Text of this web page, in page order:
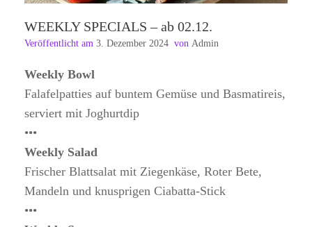
WEEKLY SPECIALS – ab 02.12.
Veröffentlicht am 3. Dezember 2024 von Admin
Weekly Bowl
Falafelpatties auf buntem Gemüse und Basmatireis,
serviert mit Joghurtdip
•••
Weekly Salad
Frischer Blattsalat mit Ziegenkäse, Roter Bete,
Mandeln und knusprigen Ciabatta-Stick
•••